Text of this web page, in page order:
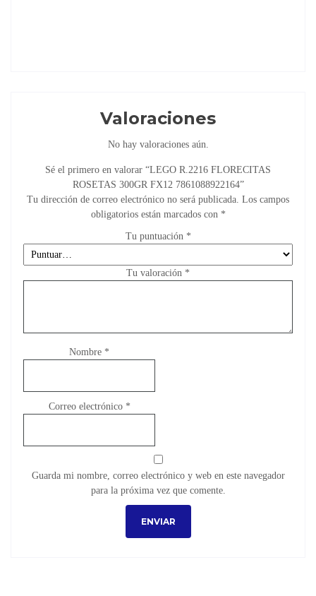
Valoraciones
No hay valoraciones aún.
Sé el primero en valorar “LEGO R.2216 FLORECITAS
ROSETAS 300GR FX12 7861088922164”
Tu dirección de correo electrónico no será publicada. Los campos
obligatorios están marcados con *
Tu puntuación *
Tu valoración *
Nombre *
Correo electrónico *
Guarda mi nombre, correo electrónico y web en este navegador
para la próxima vez que comente.